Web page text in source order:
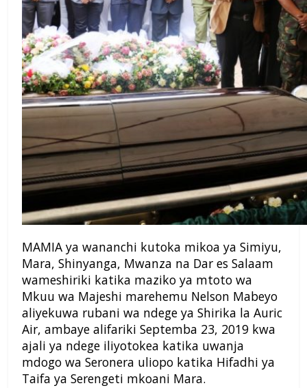
MAMIA ya wananchi kutoka mikoa ya Simiyu,
Mara, Shinyanga, Mwanza na Dar es Salaam
wameshiriki katika maziko ya mtoto wa
Mkuu wa Majeshi marehemu Nelson Mabeyo
aliyekuwa rubani wa ndege ya Shirika la Auric
Air, ambaye alifariki Septemba 23, 2019 kwa
ajali ya ndege iliyotokea katika uwanja
mdogo wa Seronera uliopo katika Hifadhi ya
Taifa ya Serengeti mkoani Mara.